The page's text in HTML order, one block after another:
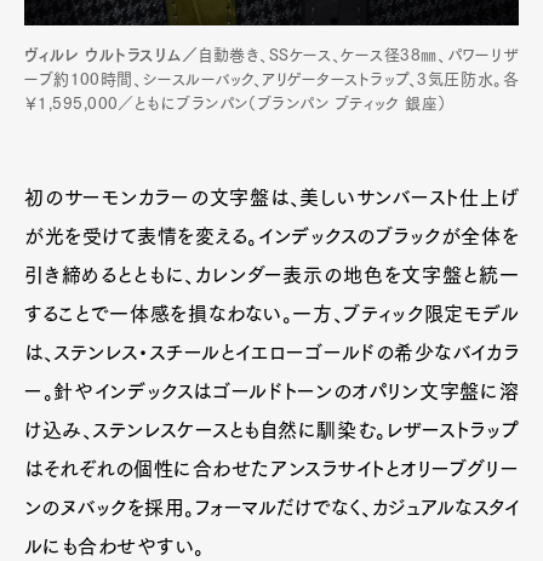
ヴィルレ ウルトラスリム／ 自動巻き、SSケース、ケース径38㎜、パワーリザ
ーブ約100時間、シースルーバック、アリゲーターストラップ、3気圧防水。各
￥1,595,000／ともにブランパン（ブランパン ブティック 銀座）
初のサーモンカラーの文字盤は、美しいサンバースト仕上げ
が光を受けて表情を変える。インデックスのブラックが全体を
引き締めるとともに、カレンダー表示の地色を文字盤と統一
することで一体感を損なわない。一方、ブティック限定モデル
は、ステンレス・スチールとイエローゴールドの希少なバイカラ
ー。針やインデックスはゴールドトーンのオパリン文字盤に溶
け込み、ステンレスケースとも自然に馴染む。レザーストラップ
はそれぞれの個性に合わせたアンスラサイトとオリーブグリー
ンのヌバックを採用。フォーマルだけでなく、カジュアルなスタイ
ルにも合わせやすい。